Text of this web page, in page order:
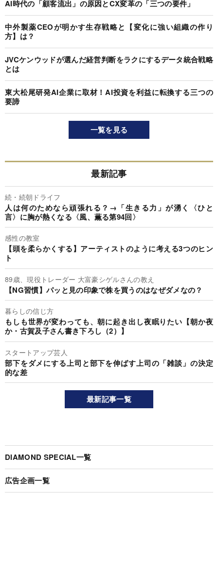
AI時代の「顧客流出」の原因とCX変革の「三つの要件」
中外製薬CEOが明かす生存戦略と【変化に強い組織の作り
方】は？
JVCケンウッドが選んだ経営判断をラクにするデータ統合戦略
とは
東大松尾研発AI企業に取材！AI投資を利益に転換する三つの
要諦
一覧を見る
最新記事
続・続朝ドライフ
人は何のためなら頑張れる？→「生きる力」が湧く〈ひと
言〉に胸が熱くなる〈風、薫る第94回〉
感性の教室
【頭を柔らかくする】アーティストのように考える3つのヒン
ト
89歳、現役トレーダー 大富豪シゲルさんの教え
【NG習慣】パッと見の印象で株を買うのはなぜダメなの？
暮らしの信じ方
もしも世界が変わっても、朝に起き出し夜眠りたい【朝か夜
か・古賀及子さん書き下ろし（2）】
スタートアップ芸人
部下をダメにする上司と部下を伸ばす上司の「雑談」の決定
的な差
最新記事一覧
DIAMOND SPECIAL一覧
広告企画一覧